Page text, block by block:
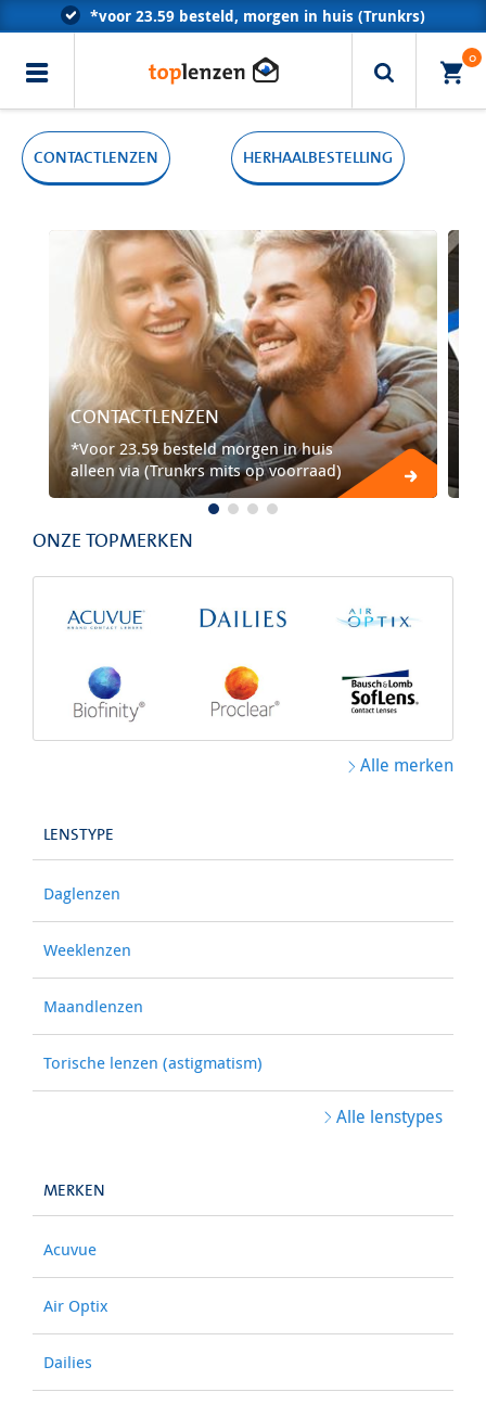
*voor 23.59 besteld, morgen in huis (Trunkrs)
Erkend door alle zorgverzekeraars
0
CONTACTLENZEN HERHAALBESTELLING
CONTACTLENZEN
*Voor 23.59 besteld morgen in huis
alleen via (Trunkrs mits op voorraad)
ONZE TOPMERKEN
Alle merken
LENSTYPE
Daglenzen
Weeklenzen
Maandlenzen
Torische lenzen (astigmatism)
Alle lenstypes
MERKEN
Acuvue
Air Optix
Dailies